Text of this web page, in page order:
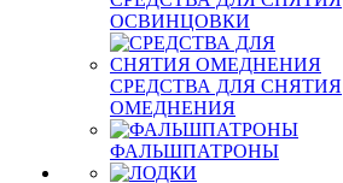
ОСВИНЦОВКИ
СРЕДСТВА ДЛЯ СНЯТИЯ
ОМЕДНЕНИЯ
ФАЛЬШПАТРОНЫ